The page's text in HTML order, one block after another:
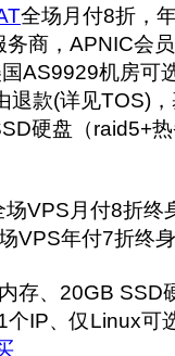
全场月付8折，
商，APNIC会
AS9929机房可
退款(详见TOS)
硬盘（raid5+
VPS月付8折终
VPS年付7折终
存、20GB SSD
个IP、仅Linux可